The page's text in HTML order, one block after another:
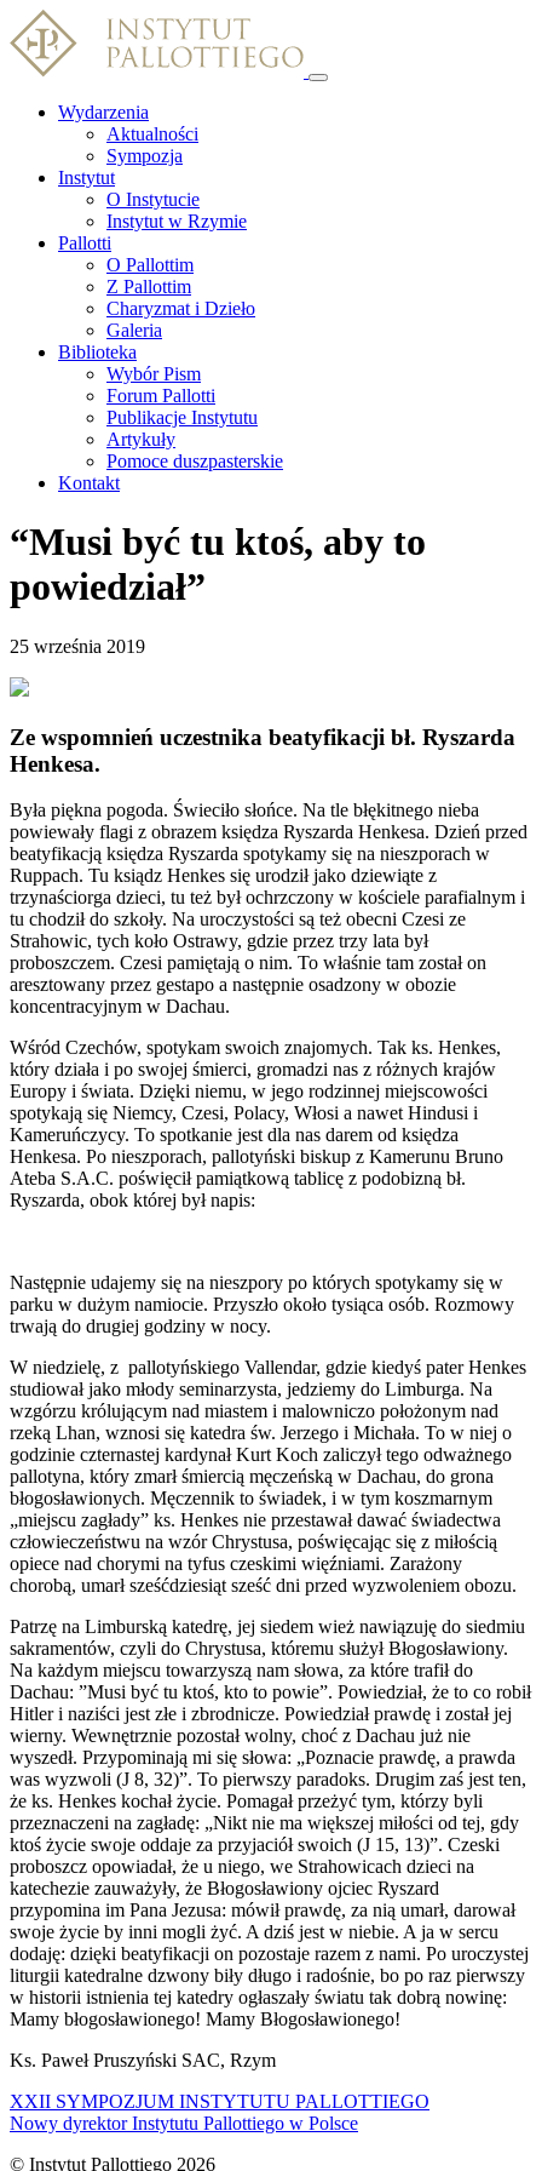
Wydarzenia
Aktualności
Sympozja
Instytut
O Instytucie
Instytut w Rzymie
Pallotti
O Pallottim
Z Pallottim
Charyzmat i Dzieło
Galeria
Biblioteka
Wybór Pism
Forum Pallotti
Publikacje Instytutu
Artykuły
Pomoce duszpasterskie
Kontakt
“Musi być tu ktoś, aby to
powiedział”
25 września 2019
Ze wspomnień uczestnika beatyfikacji bł. Ryszarda
Henkesa.
Była piękna pogoda. Świeciło słońce. Na tle błękitnego nieba
powiewały flagi z obrazem księdza Ryszarda Henkesa. Dzień przed
beatyfikacją księdza Ryszarda spotykamy się na nieszporach w
Ruppach. Tu ksiądz Henkes się urodził jako dziewiąte z
trzynaściorga dzieci, tu też był ochrzczony w kościele parafialnym i
tu chodził do szkoły. Na uroczystości są też obecni Czesi ze
Strahowic, tych koło Ostrawy, gdzie przez trzy lata był
proboszczem. Czesi pamiętają o nim. To właśnie tam został on
aresztowany przez gestapo a następnie osadzony w obozie
koncentracyjnym w Dachau.
Wśród Czechów, spotykam swoich znajomych. Tak ks. Henkes,
który działa i po swojej śmierci, gromadzi nas z różnych krajów
Europy i świata. Dzięki niemu, w jego rodzinnej miejscowości
spotykają się Niemcy, Czesi, Polacy, Włosi a nawet Hindusi i
Kameruńczycy. To spotkanie jest dla nas darem od księdza
Henkesa. Po nieszporach, pallotyński biskup z Kamerunu Bruno
Ateba S.A.C. poświęcił pamiątkową tablicę z podobizną bł.
Ryszarda, obok której był napis:
Następnie udajemy się na nieszpory po których spotykamy się w
parku w dużym namiocie. Przyszło około tysiąca osób. Rozmowy
trwają do drugiej godziny w nocy.
W niedzielę, z pallotyńskiego Vallendar, gdzie kiedyś pater Henkes
studiował jako młody seminarzysta, jedziemy do Limburga. Na
wzgórzu królującym nad miastem i malowniczo położonym nad
rzeką Lhan, wznosi się katedra św. Jerzego i Michała. To w niej o
godzinie czternastej kardynał Kurt Koch zaliczył tego odważnego
pallotyna, który zmarł śmiercią męczeńską w Dachau, do grona
błogosławionych. Męczennik to świadek, i w tym koszmarnym
„miejscu zagłady” ks. Henkes nie przestawał dawać świadectwa
człowieczeństwu na wzór Chrystusa, poświęcając się z miłością
opiece nad chorymi na tyfus czeskimi więźniami. Zarażony
chorobą, umarł sześćdziesiąt sześć dni przed wyzwoleniem obozu.
Patrzę na Limburską katedrę, jej siedem wież nawiązuję do siedmiu
sakramentów, czyli do Chrystusa, któremu służył Błogosławiony.
Na każdym miejscu towarzyszą nam słowa, za które trafił do
Dachau: ”Musi być tu ktoś, kto to powie”. Powiedział, że to co robił
Hitler i naziści jest złe i zbrodnicze. Powiedział prawdę i został jej
wierny. Wewnętrznie pozostał wolny, choć z Dachau już nie
wyszedł. Przypominają mi się słowa: „Poznacie prawdę, a prawda
was wyzwoli (J 8, 32)”. To pierwszy paradoks. Drugim zaś jest ten,
że ks. Henkes kochał życie. Pomagał przeżyć tym, którzy byli
przeznaczeni na zagładę: „Nikt nie ma większej miłości od tej, gdy
ktoś życie swoje oddaje za przyjaciół swoich (J 15, 13)”. Czeski
proboszcz opowiadał, że u niego, we Strahowicach dzieci na
katechezie zauważyły, że Błogosławiony ojciec Ryszard
przypomina im Pana Jezusa: mówił prawdę, za nią umarł, darował
swoje życie by inni mogli żyć. A dziś jest w niebie. A ja w sercu
dodaję: dzięki beatyfikacji on pozostaje razem z nami. Po uroczystej
liturgii katedralne dzwony biły długo i radośnie, bo po raz pierwszy
w historii istnienia tej katedry ogłaszały światu tak dobrą nowinę:
Mamy błogosławionego! Mamy Błogosławionego!
Ks. Paweł Pruszyński SAC, Rzym
XXII SYMPOZJUM INSTYTUTU PALLOTTIEGO
Nowy dyrektor Instytutu Pallottiego w Polsce
© Instytut Pallottiego 2026